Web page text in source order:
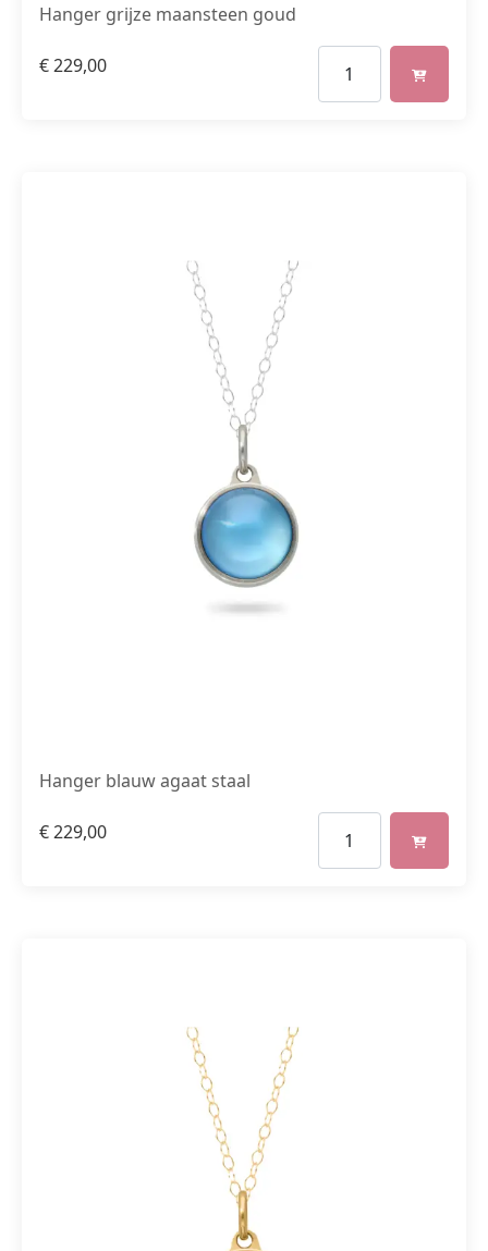
Hanger grijze maansteen goud
€229,00
Hanger blauw agaat staal
€229,00